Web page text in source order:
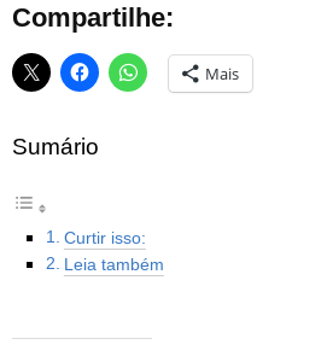
Compartilhe:
Mais
Sumário
Curtir isso:
Leia também